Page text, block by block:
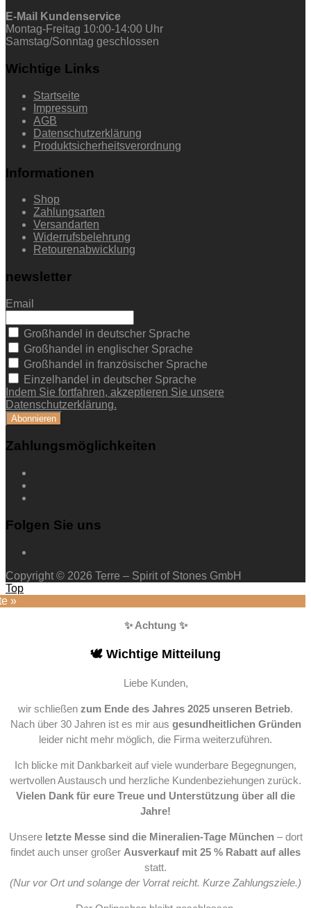
E-Mail Kundenservice
Montag-Freitag 10:00-14:00 Uhr
Samstag/Sonntag geschlossen
Wichtige Links
Startseite
Impressum
AGB
Datenschutzerklärung
Produktsicherheitsverordnung
Informationen
Shop
Zahlungsarten
Versandarten
Widerrufsbelehrung
Retourenabwicklung
newsletter
Email
Großhandel in deutscher Sprache
Großhandel in englischer Sprache
Großhandel in französischer Sprache
Einzelhandel in deutscher Sprache
Indem Sie fortfahren, akzeptieren Sie unsere
Datenschutzerklärung.
Zahlungsmöglichkeiten
Folgen Sie uns
Copyright © 2026 Terre – Spirit of Stones GmbH
Top
»
✨ Achtung ✨
🕊️ Wichtige Mitteilung
Liebe Kunden,
wir schließen zum Ende des Jahres 2025 unseren Betrieb.
Nach über 30 Jahren ist es mir aus gesundheitlichen Gründen
leider nicht mehr möglich, die Firma weiterzuführen.
Ich blicke mit Dankbarkeit auf viele wunderbare Begegnungen,
wertvollen Austausch und herzliche Kundenbeziehungen zurück.
Vielen Dank für eure Treue und Unterstützung über all die
Jahre!
Unsere letzte Messe sind die Mineralien-Tage München– dort
findet auch unser großer Ausverkauf mit 25 % Rabatt auf alles
statt.
(Nur vor Ort und solange der Vorrat reicht. Kurze Zahlungsziele.)